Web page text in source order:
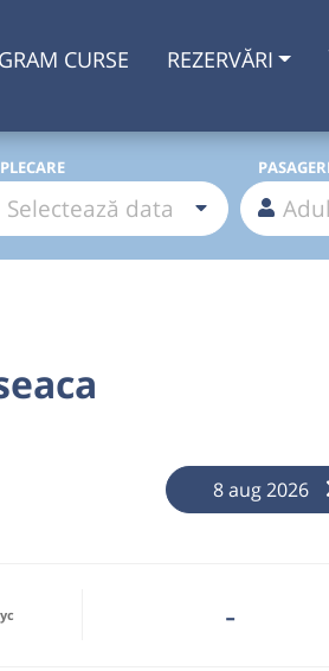
CURSE REZERVĂRI
PASAGERI
8 aug 2026
-